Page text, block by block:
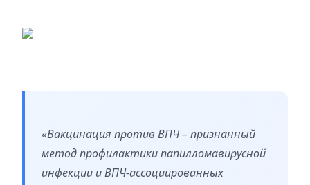
«Вакцинация против ВПЧ – признанный
метод профилактики папилломавирусной
инфекции и ВПЧ-ассоциированных